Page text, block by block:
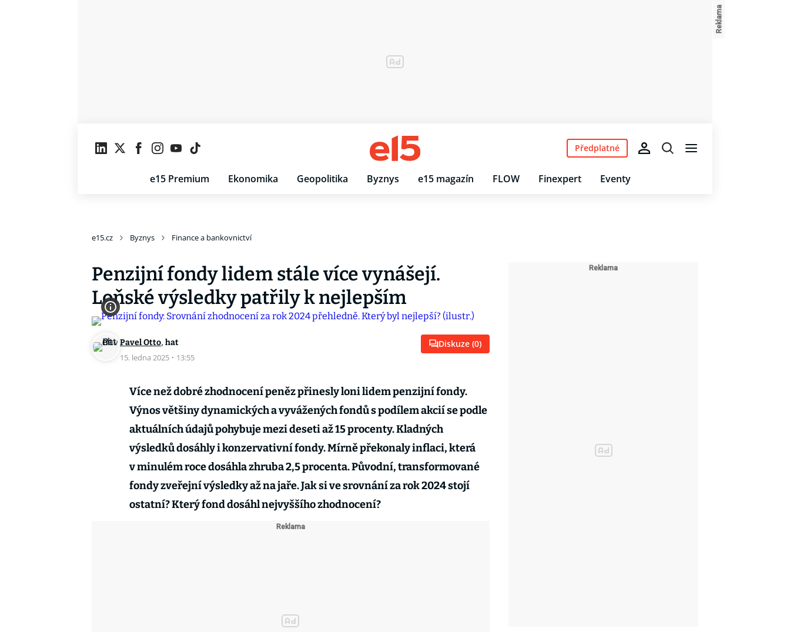
e15 Premium Ekonomika Geopolitika Byznys e15 magazín FLOW Finexpert Eventy
Předplatné
e15.cz Byznys Finance a bankovnictví
Penzijní fondy lidem stále více vynášejí.
Loňské výsledky patřily k nejlepším
Pavel Otto, hat
15. ledna 2025 · 13:55
Diskuze (0)
Více než dobré zhodnocení peněz přinesly loni lidem penzijní fondy.
Výnos většiny dynamických a vyvážených fondů s podílem akcií se podle
aktuálních údajů pohybuje mezi deseti až 15 procenty. Kladných
výsledků dosáhly i konzervativní fondy. Mírně překonaly inflaci, která
v minulém roce dosáhla zhruba 2,5 procenta. Původní, transformované
fondy zveřejní výsledky až na jaře. Jak si ve srovnání za rok 2024 stojí
ostatní? Který fond dosáhl nejvyššího zhodnocení?